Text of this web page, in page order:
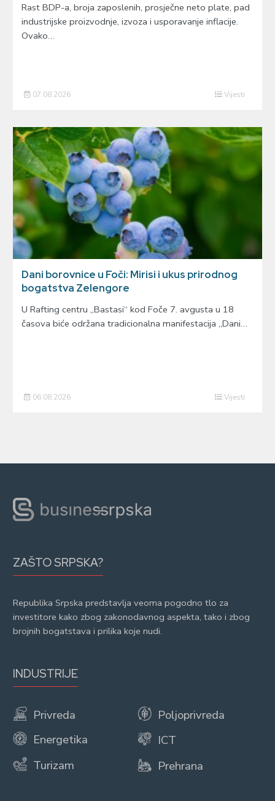
Rast BDP-a, broja zaposlenih, prosječne neto plate, pad
industrijske proizvodnje, izvoza i usporavanje inflacije.
Ovako…
07.08.2026 Vijesti
Dani borovnice u Foči: Mirisi i ukus prirodnog
bogatstva Zelengore
U Rafting centru „Bastasi“ kod Foče 7. avgusta u 18
časova biće održana tradicionalna manifestacija „Dani…
06.08.2026 Vijesti
ZAŠTO SRPSKA?
Republika Srpska predstavlja veoma pogodno tlo za
investitore kako zbog zakonodavnog aspekta, tako i zbog
brojnih bogatstava i prilika koje nudi.
INDUSTRIJE
Privreda
Energetika
Turizam
Poljoprivreda
ICT
Prehrana